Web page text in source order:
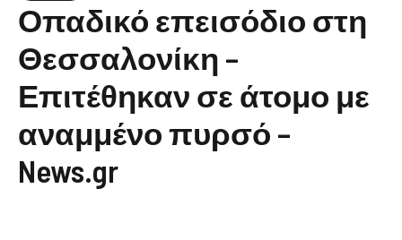
Οπαδικό επεισόδιο στη
Θεσσαλονίκη –
Επιτέθηκαν σε άτομο με
αναμμένο πυρσό –
News.gr